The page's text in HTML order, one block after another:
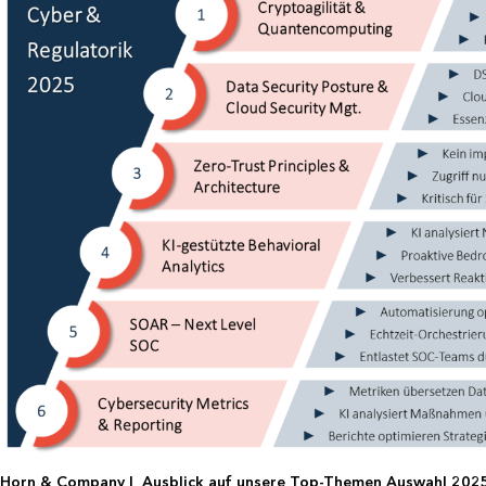
Horn & Company | Ausblick auf unsere Top-Themen Auswahl